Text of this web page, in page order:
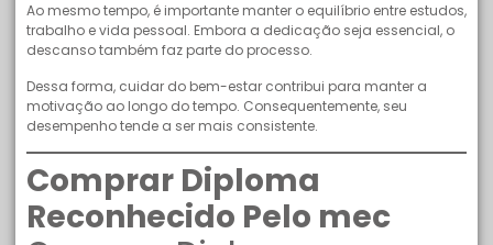
Ao mesmo tempo, é importante manter o equilíbrio entre estudos,
trabalho e vida pessoal. Embora a dedicação seja essencial, o
descanso também faz parte do processo.
Dessa forma, cuidar do bem-estar contribui para manter a
motivação ao longo do tempo. Consequentemente, seu
desempenho tende a ser mais consistente.
Comprar Diploma
Reconhecido Pelo mec